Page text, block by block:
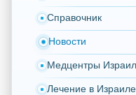
Справочник
Новости
Медцентры
Лечение в